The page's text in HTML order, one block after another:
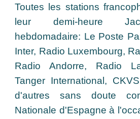
Toutes les stations
leur demi-heure
hebdomadaire: Le Poste
Inter, Radio Luxembourg,
Radio Andorre, Radio
Tanger International,
d'autres sans doute
Nationale d'Espagne à